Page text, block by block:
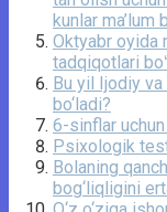
kunlar ma’lum
Oktyabr oyida
tadqiqotlari
Bu yil Ijodiy va
bo‘ladi?
6-sinflar
Psixologik
Bolaning
bog‘liqligini